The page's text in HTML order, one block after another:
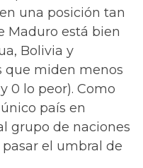
una posición tan
Maduro está bien
Bolivia y
que miden menos
0 lo peor). Como
país en
grupo de naciones
el umbral de